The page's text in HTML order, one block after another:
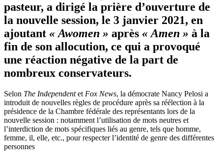
pasteur, a dirigé la prière d’ouverture de
la nouvelle session, le 3 janvier 2021, en
ajoutant « Awomen » après « Amen » à la
fin de son allocution, ce qui a provoqué
une réaction négative de la part de
nombreux conservateurs.
Selon The Independentet Fox News, la démocrate Nancy Pelosi a
introduit de nouvelles règles de procédure après sa réélection à la
présidence de la Chambre fédérale des représentants lors de la
nouvelle session : notamment l’utilisation de mots neutres et
l’interdiction de mots spécifiques liés au genre, tels que homme,
femme, il, elle, etc., pour respecter l’identité de genre des différentes
personnes